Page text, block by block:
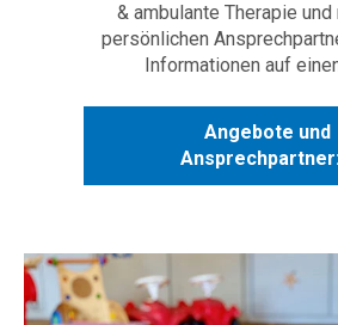
& ambulante Therapie und
persönlichen
Informationen auf
Angebote und